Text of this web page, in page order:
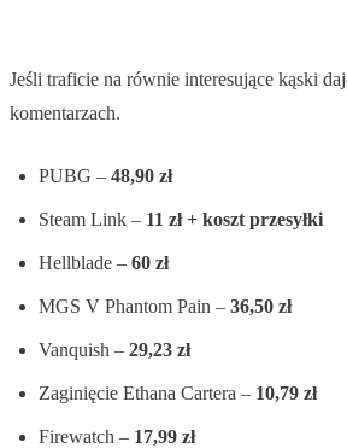
Jeśli traficie na równie interesujące kąski
komentarzach.
PUBG – 48,90 zł
Steam Link – 11 zł + koszt przesyłki
Hellblade – 60 zł
MGS V Phantom Pain – 36,50 zł
Vanquish – 29,23 zł
Zaginięcie Ethana Cartera – 10,79 zł
Firewatch – 17,99 zł